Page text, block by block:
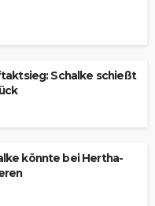
Schalke schießt
könnte bei Hertha-